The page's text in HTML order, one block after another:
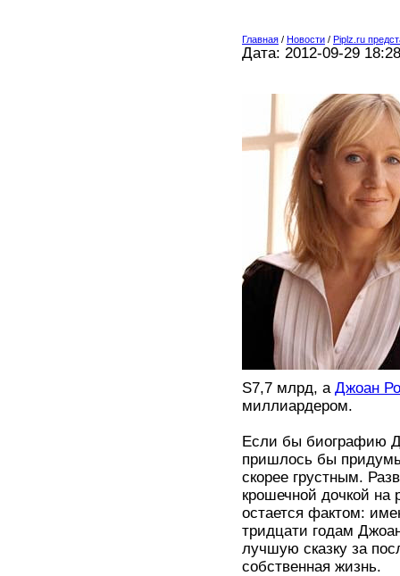
Главная / Новости / Piplz.ru
Дата: 2012-09-29 18:28
S7,7 млрд, а Джоан
миллиардером.
Если бы биографию
пришлось бы
скорее грустным.
крошечной дочкой на
остается фактом:
тридцати годам
лучшую сказку за
собственная жизнь.